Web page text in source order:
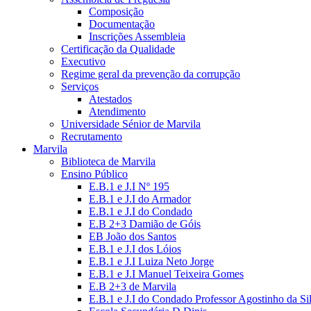
Composição
Documentação
Inscrições Assembleia
Certificação da Qualidade
Executivo
Regime geral da prevenção da corrupção
Serviços
Atestados
Atendimento
Universidade Sénior de Marvila
Recrutamento
Marvila
Biblioteca de Marvila
Ensino Público
E.B.1 e J.I Nº 195
E.B.1 e J.I do Armador
E.B.1 e J.I do Condado
E.B 2+3 Damião de Góis
EB João dos Santos
E.B.1 e J.I dos Lóios
E.B.1 e J.I Luiza Neto Jorge
E.B.1 e J.I Manuel Teixeira Gomes
E.B 2+3 de Marvila
E.B.1 e J.I do Condado Professor Agostinho da